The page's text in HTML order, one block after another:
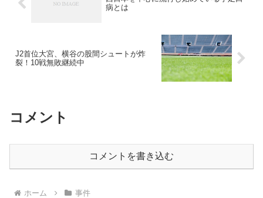
病とは
J2首位大宮、横谷の股間シュートが炸
裂！10戦無敗継続中
コメント
コメントを書き込む
ホーム 事件